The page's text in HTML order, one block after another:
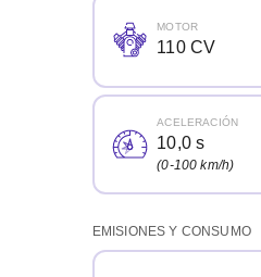
MOTOR
110 CV
ACELERACIÓN
10,0 s
(0-100 km/h)
EMISIONES Y CONSUMO